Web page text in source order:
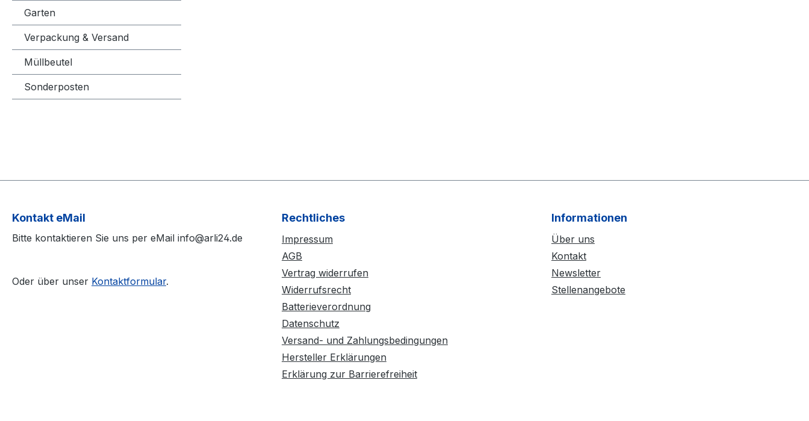
Garten
Verpackung & Versand
Müllbeutel
Sonderposten
Kontakt eMail
Bitte kontaktieren Sie uns per eMail info@arli24.de
Oder über unser Kontaktformular.
Rechtliches
Impressum
AGB
Vertrag widerrufen
Widerrufsrecht
Batterieverordnung
Datenschutz
Versand- und Zahlungsbedingungen
Hersteller Erklärungen
Erklärung zur Barrierefreiheit
Informationen
Über uns
Kontakt
Newsletter
Stellenangebote